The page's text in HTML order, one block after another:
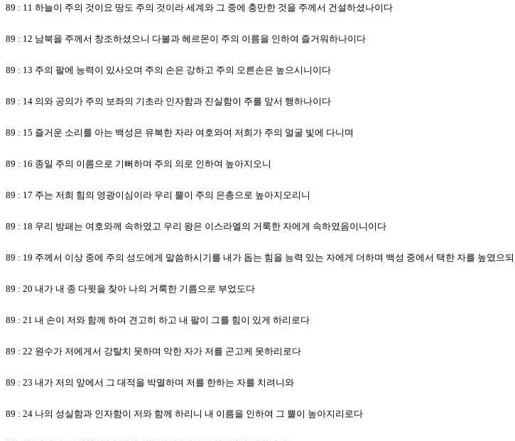
89 : 11 하늘이 주의 것이요 땅도 주의 것이라 세계와 그 중에 충만한 것을 주께서 건설하셨나이다
89 : 12 남북을 주께서 창조하셨으니 다볼과 헤르몬이 주의 이름을 인하여 즐거워하나이다
89 : 13 주의 팔에 능력이 있사오며 주의 손은 강하고 주의 오른손은 높으시니이다
89 : 14 의와 공의가 주의 보좌의 기초라 인자함과 진실함이 주를 앞서 행하나이다
89 : 15 즐거운 소리를 아는 백성은 유복한 자라 여호와여 저희가 주의 얼굴 빛에 다니며
89 : 16 종일 주의 이름으로 기뻐하며 주의 의로 인하여 높아지오니
89 : 17 주는 저희 힘의 영광이심이라 우리 뿔이 주의 은총으로 높아지오리니
89 : 18 우리 방패는 여호와께 속하였고 우리 왕은 이스라엘의 거룩한 자에게 속하였음이니이다
89 : 19 주께서 이상 중에 주의 성도에게 말씀하시기를 내가 돕는 힘을 능력 있는 자에게 더하며 백성 중에서 택한 자를 높였으되
89 : 20 내가 내 종 다윗을 찾아 나의 거룩한 기름으로 부었도다
89 : 21 내 손이 저와 함께 하여 견고히 하고 내 팔이 그를 힘이 있게 하리로다
89 : 22 원수가 저에게서 강탈치 못하며 악한 자가 저를 곤고케 못하리로다
89 : 23 내가 저의 앞에서 그 대적을 박멸하며 저를 한하는 자를 치려니와
89 : 24 나의 성실함과 인자함이 저와 함께 하리니 내 이름을 인하여 그 뿔이 높아지리로다